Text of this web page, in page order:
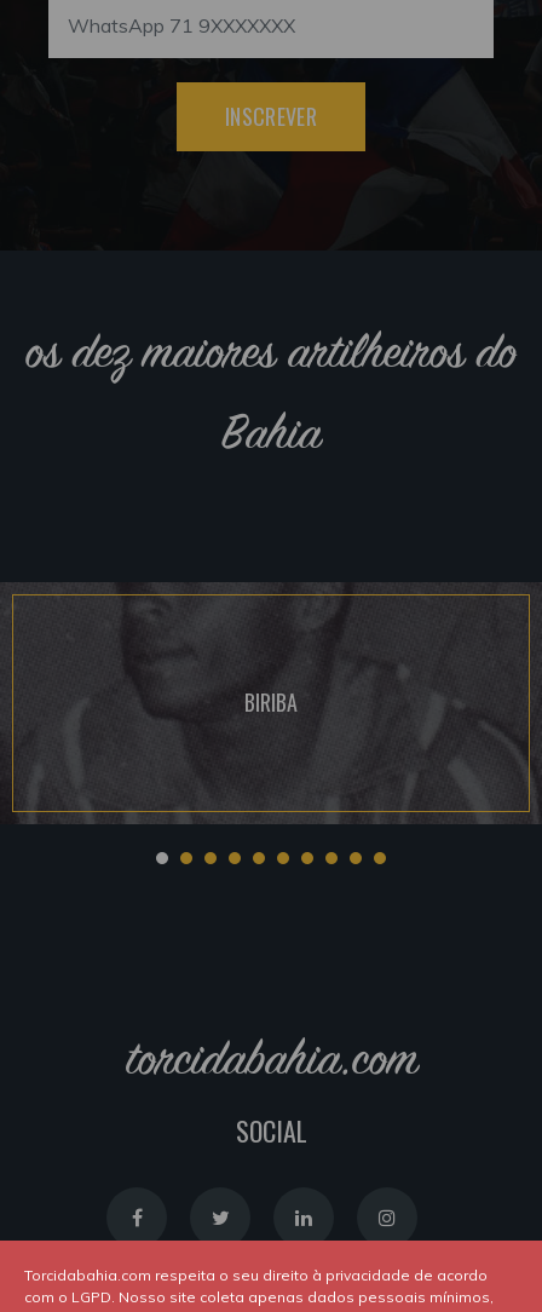
INSCREVER
os dez maiores artilheiros do
Bahia
BIRIBA
torcidabahia.com
SOCIAL
Torcidabahia.com respeita o seu direito à privacidade de acordo
com o LGPD. Nosso site coleta apenas dados pessoais mínimos,